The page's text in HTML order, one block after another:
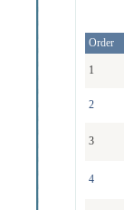
Order
1
2
3
4